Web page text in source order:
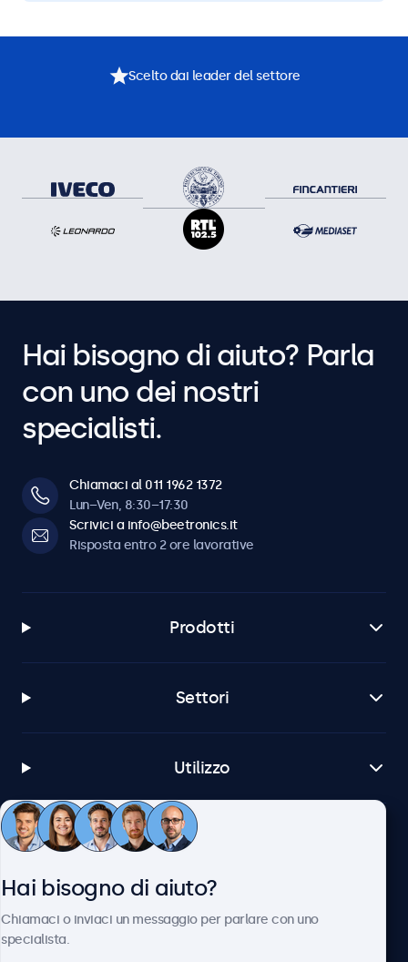
Scelto dai leader del settore
Hai bisogno di aiuto? Parla
con uno dei nostri
specialisti.
Chiamaci al 011 1962 1372
Lun–Ven, 8:30–17:30
Scrivici a info@beetronics.it
Risposta entro 2 ore lavorative
Prodotti
Settori
Utilizzo
Servizio Clienti
Hai bisogno di aiuto?
Chiamaci o inviaci un messaggio per parlare con uno
specialista.